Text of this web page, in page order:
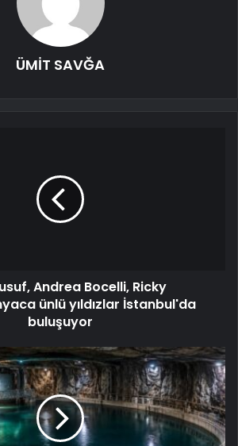
ÜMİT SAVĞA
Andrea Bocelli, Ricky
ünlü yıldızlar İstanbul'da
buluşuyor